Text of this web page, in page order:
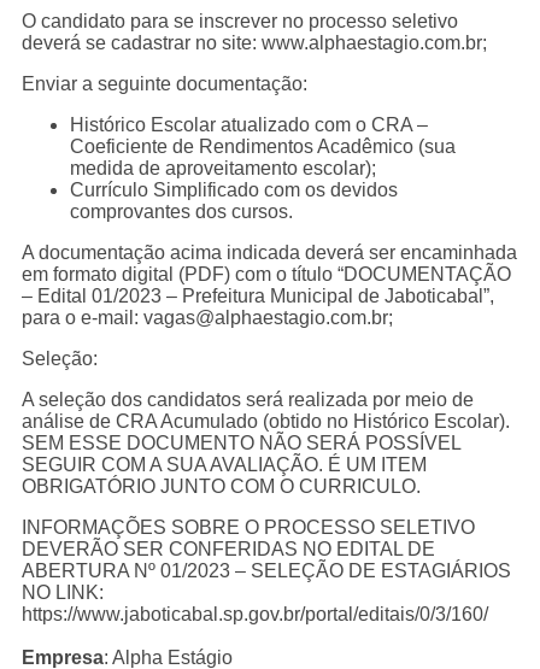
O candidato para se inscrever no processo seletivo
deverá se cadastrar no site: www.alphaestagio.com.br;
Enviar a seguinte documentação:
Histórico Escolar atualizado com o CRA –
Coeficiente de Rendimentos Acadêmico (sua
medida de aproveitamento escolar);
Currículo Simplificado com os devidos
comprovantes dos cursos.
A documentação acima indicada deverá ser encaminhada
em formato digital (PDF) com o título “DOCUMENTAÇÃO
– Edital 01/2023 – Prefeitura Municipal de Jaboticabal”,
para o e-mail: vagas@alphaestagio.com.br;
Seleção:
A seleção dos candidatos será realizada por meio de
análise de CRA Acumulado (obtido no Histórico Escolar).
SEM ESSE DOCUMENTO NÃO SERÁ POSSÍVEL
SEGUIR COM A SUA AVALIAÇÃO. É UM ITEM
OBRIGATÓRIO JUNTO COM O CURRICULO.
INFORMAÇÕES SOBRE O PROCESSO SELETIVO
DEVERÃO SER CONFERIDAS NO EDITAL DE
ABERTURA Nº 01/2023 – SELEÇÃO DE ESTAGIÁRIOS
NO LINK:
https://www.jaboticabal.sp.gov.br/portal/editais/0/3/160/
Empresa: Alpha Estágio